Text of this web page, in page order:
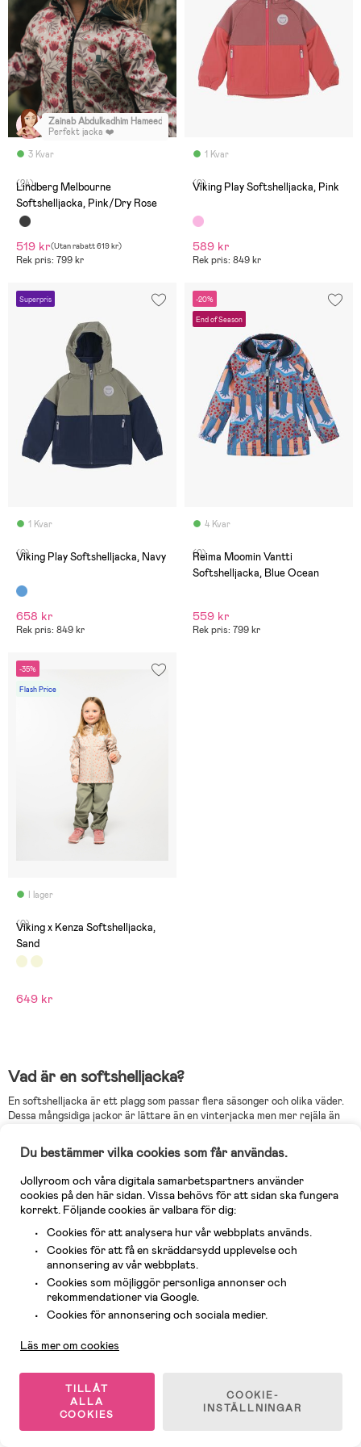
3 Kvar
Zainab Abdulkadhim Hameed
Perfekt jacka ❤️
(24)
Lindberg Melbourne
Softshelljacka, Pink/Dry Rose
519 kr(Utan rabatt619 kr)
Rek pris: 799 kr
1 Kvar
(0)
Viking Play Softshelljacka, Pink
589 kr
Rek pris: 849 kr
Superpris
1 Kvar
(0)
Viking Play Softshelljacka, Navy
658 kr
Rek pris: 849 kr
-20%
End of Season
4 Kvar
(0)
Reima Moomin Vantti
Softshelljacka, Blue Ocean
559 kr
Rek pris: 799 kr
-35%
Flash Price
I lager
(0)
Viking x Kenza Softshelljacka,
Sand
649 kr
Vad är en softshelljacka?
En softshelljacka är ett plagg som passar flera säsonger och olika väder.
Dessa mångsidiga jackor är lättare än en vinterjacka men mer rejäla än
värme, andningsförmåga och rörlighet. De största skillnaderna ligger i att
en softshelljacka inte endast är vattenavvisande och vindtät, den är
också flexibel och har ett inre foder med isolerande egenskaper. En
softshelljacka är det perfekta valet för aktiva barn som älskar att
klättra, hoppa och springa . Vi på Jollyroom erbjuder softshelljackor i
olika färger och mönster så att ditt barn kan välja en jacka som är lika
motståndskraftig och flexibel som den är snygg.
Vilka väder passar en softshelljacka
När det gäller funktionella ytterkläder är en softshelljacka av hög
kvalitet ett oslagbart val. Dessa jackor är utformade för att klara olika
väderlekar och är perfekta för familjer som gillar att vara utomhus,
oavsett väder. Då alla softshelljackor har en DWR-beläggning som gör att
vattnet inte kan tränga igenom tyget lika lätt, så kan ditt barn njuta av
sin dag utomhus utan att behöva oroa sig för plötsliga vindbyar eller
regnskurar som kan störa leken. Softshelljackor har även ett mjukt,
isolerande lager som ger extra värme under kyligare dagar. I en
softshelljacka hittar du den perfekta följeslagaren för allt från vandring i
Du bestämmer vilka cookies som får användas.
Jollyroom och våra digitala samarbetspartners använder
cookies på den här sidan. Vissa behövs för att sidan ska fungera
korrekt. Följande cookies är valbara för dig:
Cookies för att analysera hur vår webbplats används.
Cookies för att få en skräddarsydd upplevelse och
annonsering av vår webbplats.
Cookies som möjliggör personliga annonser och
rekommendationer via Google.
Cookies för annonsering och sociala medier.
Läs mer om cookies
TILLÅT
ALLA
COOKIES
COOKIE-
INSTÄLLNINGAR